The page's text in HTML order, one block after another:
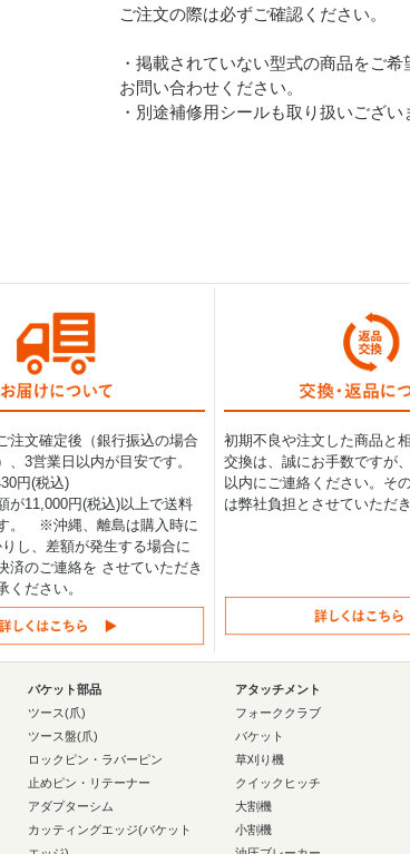
ご注文の際は必ずご確認ください。
・掲載されていない型式の商品をご
お問い合わせください。
・別途補修用シールも取り扱いござい
注文確定後（銀行振込の場合
、3営業日以内が目安です。
円(税込)
が11,000円(税込)以上で送料
。 ※沖縄、離島は購入時に
し、差額が発生する場合に
済のご連絡を させていただき
ください。
初期不良や注文した商品と
交換は、誠にお手数ですが
以内にご連絡ください。そ
は弊社負担とさせていただき
バケット部品
ツース(爪)
ツース盤(爪)
ロックピン・ラバーピン
止めピン・リテーナー
アダプターシム
カッティングエッジ(バケット
アタッチメント
フォーククラブ
バケット
草刈り機
クイックヒッチ
大割機
小割機